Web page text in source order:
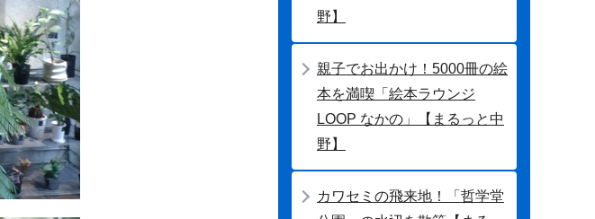
野】
親子でお出かけ！5000冊の絵
本を満喫「絵本ラウンジ
LOOP なかの」【まるっと中
野】
カワセミの飛来地！「哲学堂